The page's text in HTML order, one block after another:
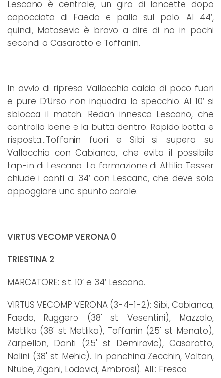
Lescano è centrale, un giro di lancette dopo
capocciata di Faedo e palla sul palo. Al 44’,
quindi, Matosevic è bravo a dire di no in pochi
secondi a Casarotto e Toffanin.
In avvio di ripresa Vallocchia calcia di poco fuori
e pure D’Urso non inquadra lo specchio. Al 10’ si
sblocca il match. Redan innesca Lescano, che
controlla bene e la butta dentro. Rapido botta e
risposta…Toffanin fuori e Sibi si supera su
Vallocchia con Cabianca, che evita il possibile
tap-in di Lescano. La formazione di Attilio Tesser
chiude i conti al 34’ con Lescano, che deve solo
appoggiare uno spunto corale.
VIRTUS VECOMP VERONA 0
TRIESTINA 2
MARCATORE: s.t. 10’ e 34’ Lescano.
VIRTUS VECOMP VERONA (3-4-1-2): Sibi, Cabianca,
Faedo, Ruggero (38' st Vesentini), Mazzolo,
Metlika (38' st Metlika), Toffanin (25' st Menato),
Zarpellon, Danti (25' st Demirovic), Casarotto,
Nalini (38' st Mehic). In panchina Zecchin, Voltan,
Ntube, Zigoni, Lodovici, Ambrosi). All.: Fresco